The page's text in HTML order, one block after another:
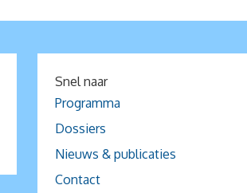
Snel naar
Programma
Dossiers
Nieuws & publicaties
Contact